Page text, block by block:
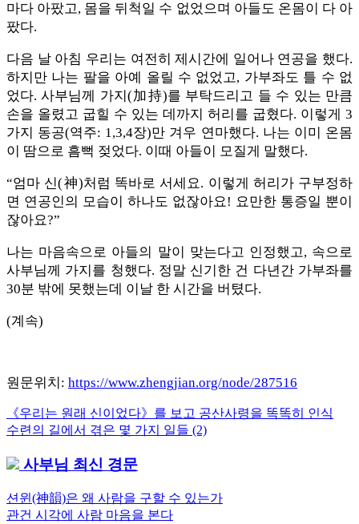
마다 아팠고, 몸을 뒤척일 수 없었으며 아들도 온몸이 다 아
팠다.
다음 날 아침 우리는 여전히 제시간에 일어나 연공을 했다.
하지만 나는 팔을 아예 올릴 수 없었고, 가부좌도 틀 수 없
었다. 사부님께 가지(加持)를 부탁드리고 들 수 있는 만큼
손을 올렸고 굽힐 수 있는 데까지 허리를 굽혔다. 이렇게 3
가지 동공(역주: 1,3,4장)만 겨우 연마했다. 나는 이미 온몸
이 땀으로 흠뻑 젖었다. 이때 아들이 모질게 말했다.
“엄마 신(神)처럼 똑바로 서세요. 이렇게 허리가 구부정하
면 연공인의 모습이 하나도 없잖아요! 요만한 통증일 뿐이
잖아요?”
나는 마음속으로 아들의 말이 맞는다고 인정했고, 속으로
사부님께 가지를 청했다. 정말 신기한 건 다년간 가부좌를
30분 밖에 못했는데 이날 한 시간을 버텼다.
(계속)
원문위치: https://www.zhengjian.org/node/287516
글
내
비
게
Previous
Post:
《우리는 원래 신이었다》를 보고 공산사령을 똑똑히 인식
Next
수련의 길에서 겪은 몇 가지 일들 (2)
사부님 최신 경문
션윈(神韻)은 왜 사람을 구할 수 있는가
관건 시각에 사람 마음을 본다